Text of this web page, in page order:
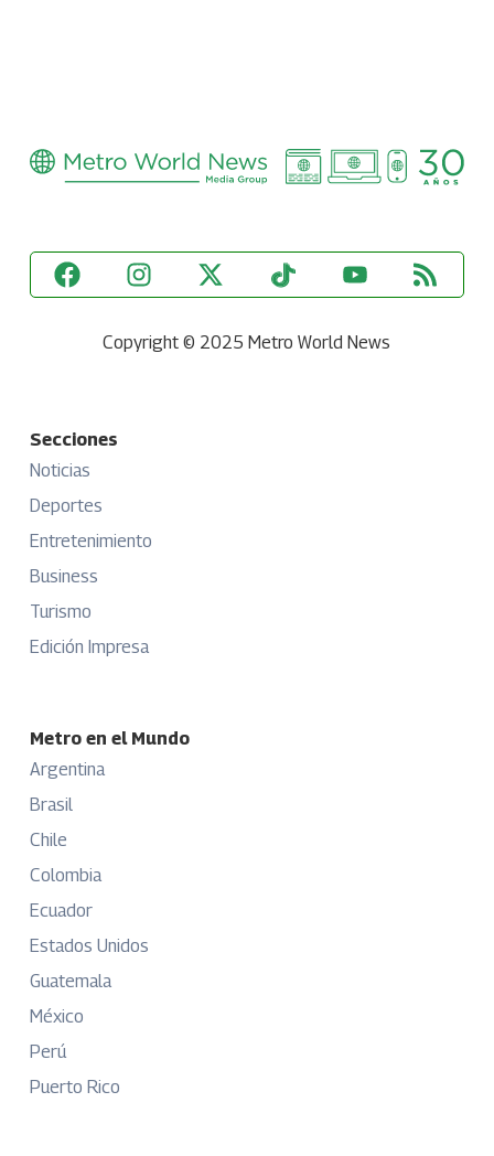
Copyright © 2025 Metro World News
Secciones
Noticias
Deportes
Entretenimiento
Business
Turismo
Edición Impresa
Metro en el Mundo
Argentina
Brasil
Chile
Colombia
Ecuador
Estados Unidos
Guatemala
México
Perú
Puerto Rico